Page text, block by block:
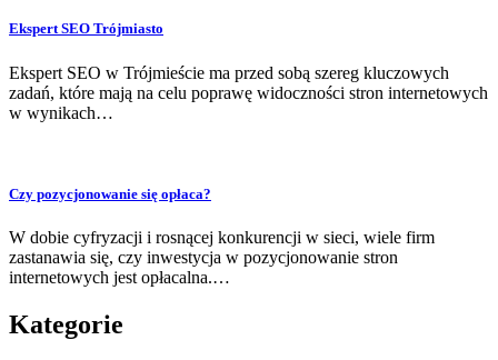
Ekspert SEO Trójmiasto
Ekspert SEO w Trójmieście ma przed sobą szereg kluczowych
zadań, które mają na celu poprawę widoczności stron internetowych
w wynikach…
Czy pozycjonowanie się opłaca?
W dobie cyfryzacji i rosnącej konkurencji w sieci, wiele firm
zastanawia się, czy inwestycja w pozycjonowanie stron
internetowych jest opłacalna.…
Kategorie